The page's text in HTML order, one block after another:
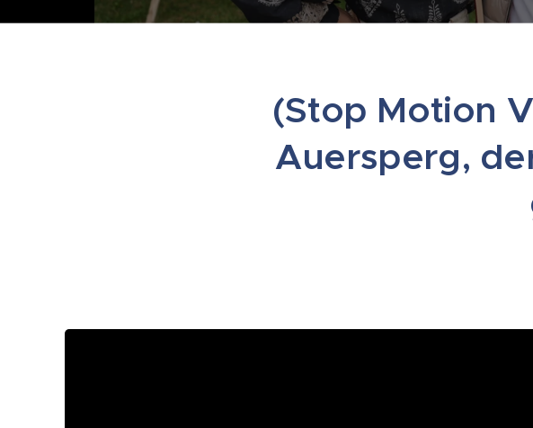
(Stop Motion
Auersperg,